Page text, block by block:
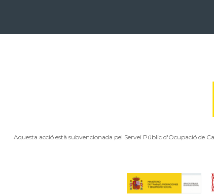
Aquesta acció està subvencionada pel Servei Públic d'Ocupació de